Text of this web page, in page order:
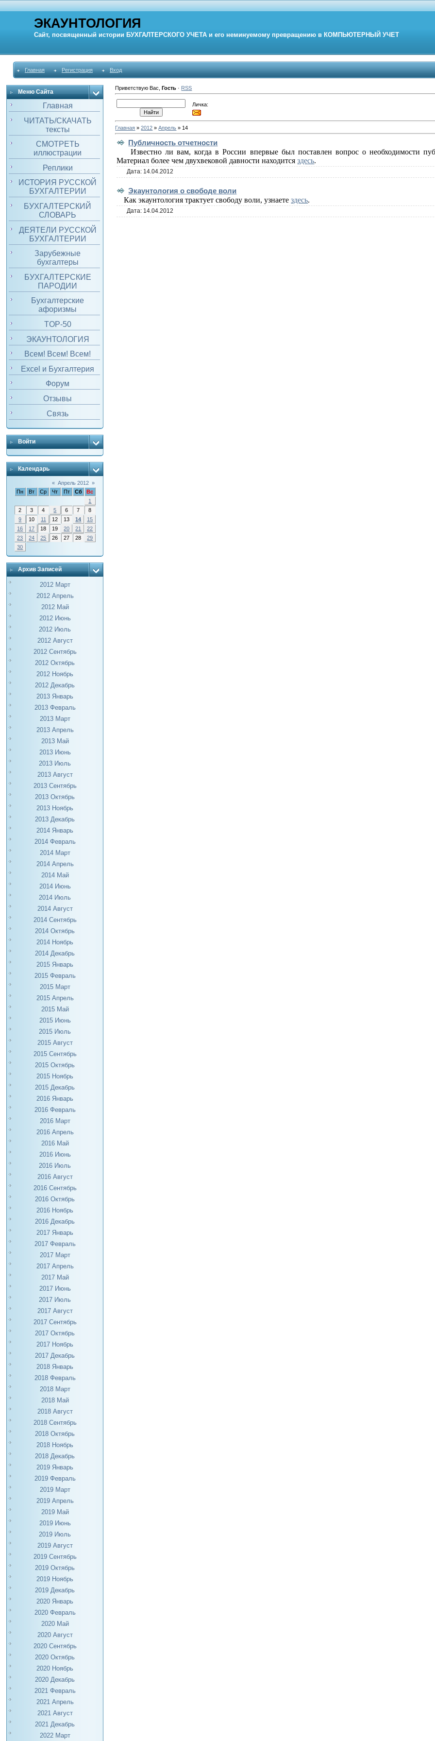
ЭКАУНТОЛОГИЯ
Сайт, посвященный истории БУХГАЛТЕРСКОГО УЧЕТА и его неминуемому превращению в КОМПЬЮТЕРНЫЙ УЧЕТ
Главная Регистрация Вход
Меню Сайта
Главная
ЧИТАТЬ/СКАЧАТЬ
тексты
СМОТРЕТЬ
иллюстрации
Реплики
ИСТОРИЯ РУССКОЙ
БУХГАЛТЕРИИ
БУХГАЛТЕРСКИЙ
СЛОВАРЬ
ДЕЯТЕЛИ РУССКОЙ
БУХГАЛТЕРИИ
Зарубежные
бухгалтеры
БУХГАЛТЕРСКИЕ
ПАРОДИИ
Бухгалтерские
афоризмы
TOP-50
ЭКАУНТОЛОГИЯ
Всем! Всем! Всем!
Excel и Бухгалтерия
Форум
Отзывы
Связь
Войти
Календарь
« Апрель 2012 »
Пн
Вт Ср Чт Пт Сб
Вс
1
2
3 4 5 6 7
8
9
10 11 12 13 14
15
16
17 18 19 20 21
22
23
24 25 26 27 28
29
30
Архив Записей
2012 Март
2012 Апрель
2012 Май
2012 Июнь
2012 Июль
2012 Август
2012 Сентябрь
2012 Октябрь
2012 Ноябрь
2012 Декабрь
2013 Январь
2013 Февраль
2013 Март
2013 Апрель
2013 Май
2013 Июнь
2013 Июль
2013 Август
2013 Сентябрь
2013 Октябрь
2013 Ноябрь
2013 Декабрь
2014 Январь
2014 Февраль
2014 Март
2014 Апрель
2014 Май
2014 Июнь
2014 Июль
2014 Август
2014 Сентябрь
2014 Октябрь
2014 Ноябрь
2014 Декабрь
2015 Январь
2015 Февраль
2015 Март
2015 Апрель
2015 Май
2015 Июнь
2015 Июль
2015 Август
2015 Сентябрь
2015 Октябрь
2015 Ноябрь
2015 Декабрь
2016 Январь
2016 Февраль
2016 Март
2016 Апрель
2016 Май
2016 Июнь
2016 Июль
2016 Август
2016 Сентябрь
2016 Октябрь
2016 Ноябрь
2016 Декабрь
2017 Январь
2017 Февраль
2017 Март
2017 Апрель
2017 Май
2017 Июнь
2017 Июль
2017 Август
2017 Сентябрь
2017 Октябрь
2017 Ноябрь
2017 Декабрь
2018 Январь
2018 Февраль
2018 Март
2018 Май
2018 Август
2018 Сентябрь
2018 Октябрь
2018 Ноябрь
2018 Декабрь
2019 Январь
2019 Февраль
2019 Март
2019 Апрель
2019 Май
2019 Июнь
2019 Июль
2019 Август
2019 Сентябрь
2019 Октябрь
2019 Ноябрь
2019 Декабрь
2020 Январь
2020 Февраль
2020 Май
2020 Август
2020 Сентябрь
2020 Октябрь
2020 Ноябрь
2020 Декабрь
2021 Февраль
2021 Апрель
2021 Август
2021 Декабрь
2022 Март
Приветствую Вас ,Гость · RSS
Личка:
Главная »2012 » Апрель » 14
Публичность отчетности
Известно ли вам, когда в России впервые был поставлен вопрос о необходимости
Материал более чем двухвековой давности находитсяздесь.
Дата: 14.04.2012
Экаунтология о свободе воли
Как экаунтология трактует свободу воли, узнаетездесь.
Дата: 14.04.2012